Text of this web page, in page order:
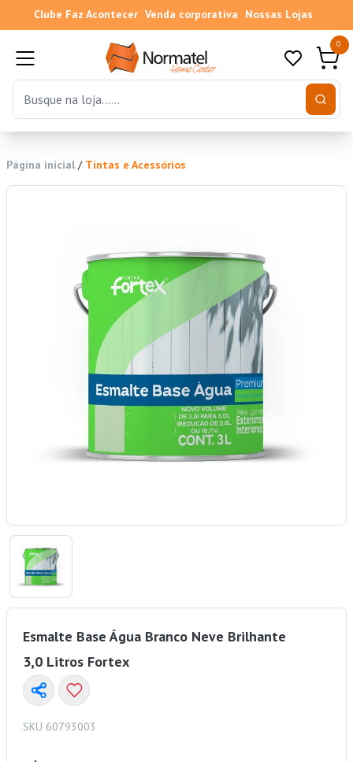
Clube Faz Acontecer Venda corporativa Nossas Lojas
0
Página inicial / Tintas e Acessórios
Esmalte Base Água Branco Neve Brilhante
3,0 Litros Fortex
SKU 60793003